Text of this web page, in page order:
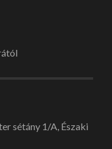
sétány 1/A, Északi